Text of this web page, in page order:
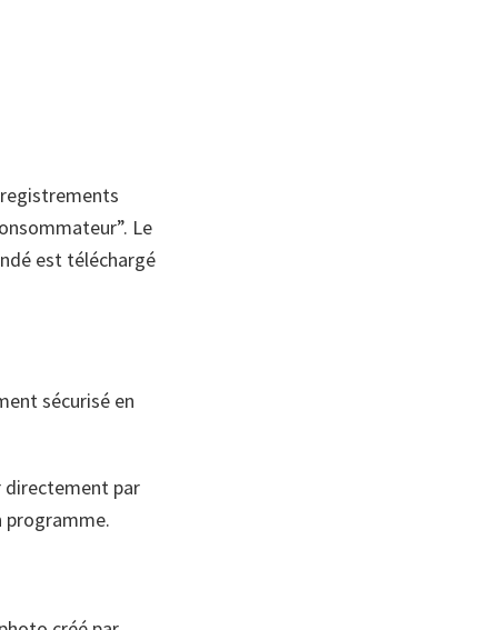
Le
est téléchargé
sécurisé en
directement par
programme.